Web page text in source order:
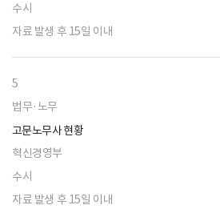
수시
자료 발생 후 15일 이내
5
법무·노무
고문노무사 현황
혁신경영부
수시
자료 발생 후 15일 이내